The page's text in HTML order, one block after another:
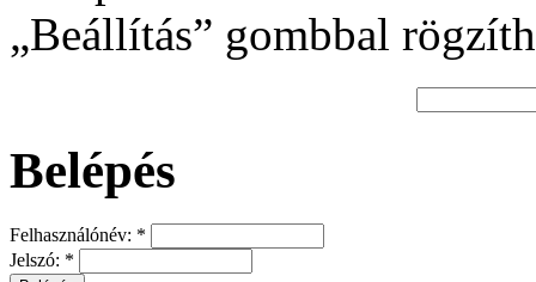
„Beállítás” gombbal
Belépés
Felhasználónév: *
Jelszó: *